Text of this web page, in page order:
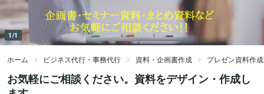
1/1
ホーム ビジネス代行・事務代行 資料・企画書作成 プレゼン資料作成
お気軽にご相談ください。資料をデザイン・作成し